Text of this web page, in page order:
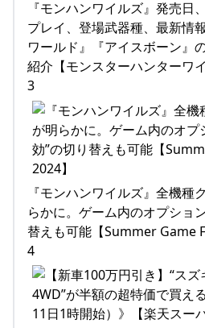
『モンハンワイルズ』発売日
プレイ、登場武器種、最新情
ワールド』『アイスボーン』
紹介【モンスターハンターワイ
3
『モンハンワイルズ』全機種
らかに。ゲーム内のオプショ
替えも可能【Summer Game
4